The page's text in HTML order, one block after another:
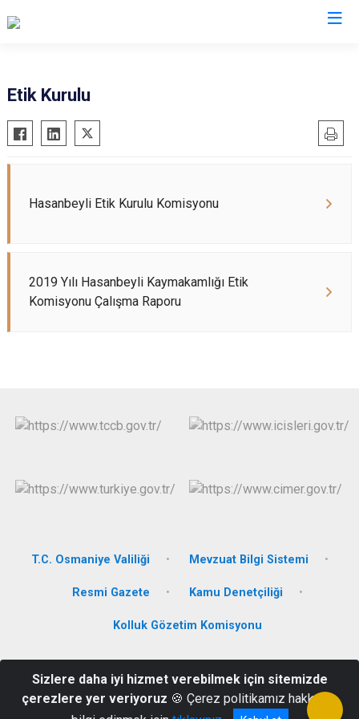
Bahçe
Düziçi
Kadirli
Toprakkale
Etik Kurulu
Hasanbeyli Etik Kurulu Komisyonu
2019 Yılı Hasanbeyli Kaymakamlığı Etik
Komisyonu Çalışma Raporu
T.C. Osmaniye Valiliği Mevzuat Bilgi Sistemi
Resmi Gazete Kamu Denetçiliği
Kolluk Gözetim Komisyonu
Hasanbeyli / OSMANİYE
0 328 664 83 33 - 664 85 23
Sizlere daha iyi hizmet verebilmek için sitemizde
çerezlere yer veriyoruz 🍪 Çerez politikamız hakkında